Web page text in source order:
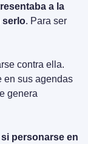
serlo. Para ser
contra ella.
en sus agendas
genera
personarse en